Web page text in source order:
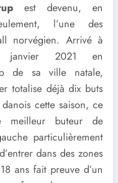
est devenu, en
l’une des
norvégien. Arrivé à
janvier 2021 en
de sa ville natale,
totalise déjà dix buts
cette saison, ce
buteur de
particulièrement
dans des zones
ans fait preuve d’un